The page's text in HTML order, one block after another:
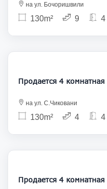
на ул. Бочоришвили
130m² 9 4
на ул. С.Чиковани
130m² 4 4